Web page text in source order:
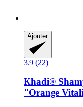
Ajouter
3.9 (22)
Khadi®
"Orange